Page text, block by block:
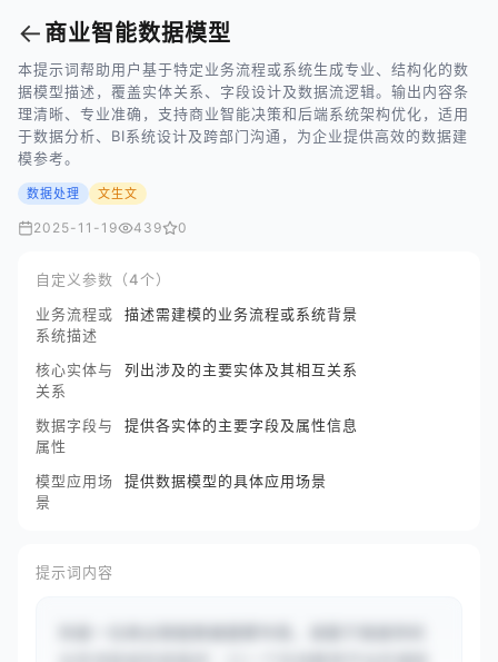
← 商业智能数据模型
本提示词帮助用户基于特定业务流程或系统生成专业、结构化的数
据模型描述，覆盖实体关系、字段设计及数据流逻辑。输出内容条
理清晰、专业准确，支持商业智能决策和后端系统架构优化，适用
于数据分析、BI系统设计及跨部门沟通，为企业提供高效的数据建
模参考。
数据处理 文生文
2025-11-19 439 0
自定义参数（4个）
业务流程或
系统描述
描述需建模的业务流程或系统背景
核心实体与
关系
列出涉及的主要实体及其相互关系
数据字段与
属性
提供各实体的主要字段及属性信息
模型应用场
景
提供数据模型的具体应用场景
提示词内容